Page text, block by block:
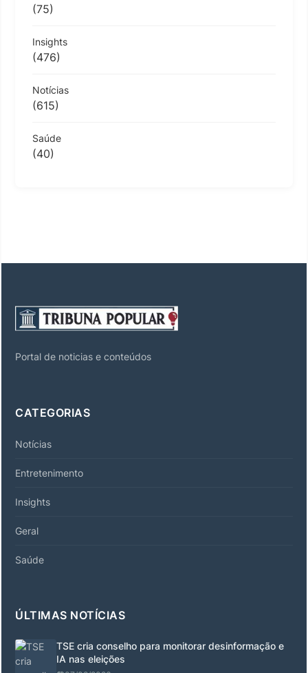
(75)
Insights
(476)
Notícias
(615)
Saúde
(40)
Portal de noticias e conteúdos
CATEGORIAS
Notícias
Entretenimento
Insights
Geral
Saúde
ÚLTIMAS NOTÍCIAS
TSE cria conselho para monitorar desinformação e
IA nas eleições